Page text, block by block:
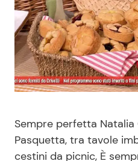
News Spettacolo
Benessere
Casa
Moda e Style
Sempre perfetta
Pasquetta, tra tavole
cestini da picnic, È